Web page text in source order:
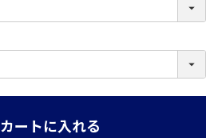
カートに入れる